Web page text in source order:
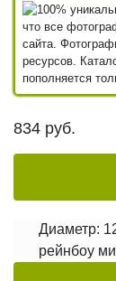
что все
сайта.
ресурсов.
пополняется
834 руб.
Диаметр:
рейнбоу